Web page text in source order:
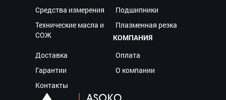
Средства измерения
Подшипники
Технические масла и
СОЖ
Плазменная резка
КОМПАНИЯ
Доставка
Оплата
Гарантии
О компании
Контакты